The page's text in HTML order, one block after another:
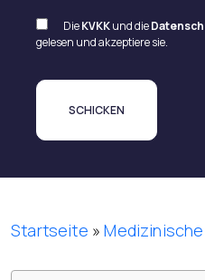
DieKVKKund die
gelesen und akzeptiere sie.
Startseite »